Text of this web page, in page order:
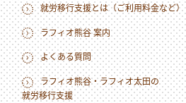
就労移行支援とは（ご利用料金など）
ラフィオ熊谷・ラフィオ太田の
就労移行支援
ラフィオ熊谷 案内
よくある質問